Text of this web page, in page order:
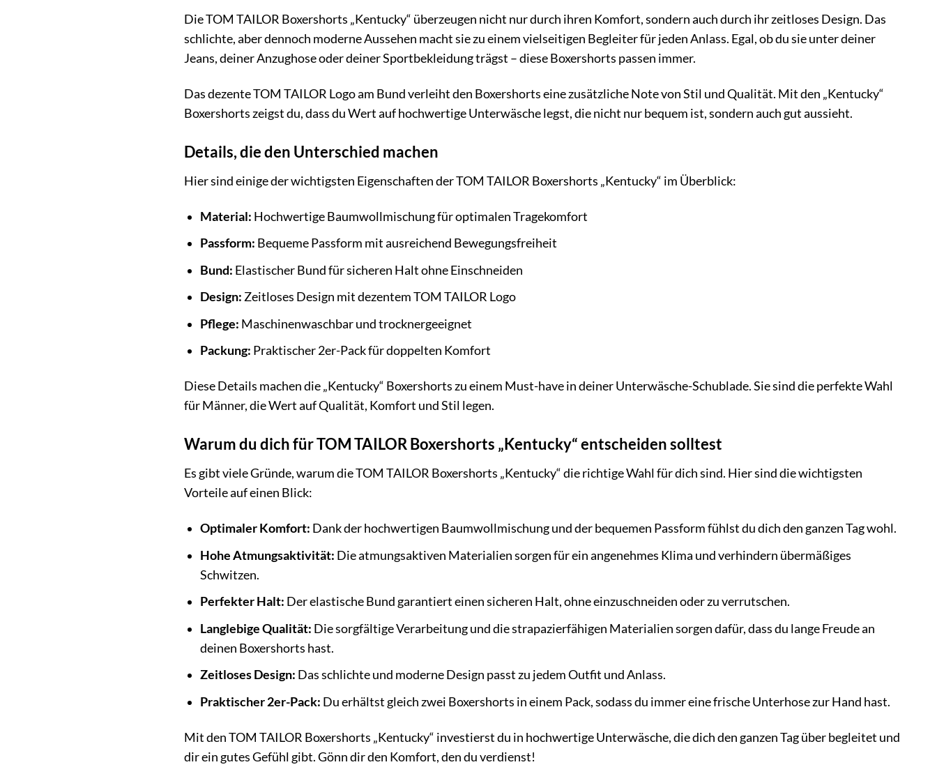
Die TOM TAILOR Boxershorts „Kentucky“ überzeugen nicht nur durch ihren Komfort, sondern auch durch ihr zeitloses Design. Das
schlichte, aber dennoch moderne Aussehen macht sie zu einem vielseitigen Begleiter für jeden Anlass. Egal, ob du sie unter deiner
Jeans, deiner Anzughose oder deiner Sportbekleidung trägst – diese Boxershorts passen immer.
Das dezente TOM TAILOR Logo am Bund verleiht den Boxershorts eine zusätzliche Note von Stil und Qualität. Mit den „Kentucky“
Boxershorts zeigst du, dass du Wert auf hochwertige Unterwäsche legst, die nicht nur bequem ist, sondern auch gut aussieht.
Details, die den Unterschied machen
Hier sind einige der wichtigsten Eigenschaften der TOM TAILOR Boxershorts „Kentucky“ im Überblick:
Material: Hochwertige Baumwollmischung für optimalen Tragekomfort
Passform: Bequeme Passform mit ausreichend Bewegungsfreiheit
Bund: Elastischer Bund für sicheren Halt ohne Einschneiden
Design:Zeitloses Design mit dezentem TOM TAILOR Logo
Pflege: Maschinenwaschbar und trocknergeeignet
Packung: Praktischer 2er-Pack für doppelten Komfort
Diese Details machen die „Kentucky“ Boxershorts zu einem Must-have in deiner Unterwäsche-Schublade. Sie sind die perfekte Wahl
für Männer, die Wert auf Qualität, Komfort und Stil legen.
Warum du dich für TOM TAILOR Boxershorts „Kentucky“ entscheiden solltest
Es gibt viele Gründe, warum die TOM TAILOR Boxershorts „Kentucky“ die richtige Wahl für dich sind. Hier sind die wichtigsten
Vorteile auf einen Blick:
Optimaler Komfort: Dank der hochwertigen Baumwollmischung und der bequemen Passform fühlst du dich den ganzen Tag wohl.
Hohe Atmungsaktivität: Die atmungsaktiven Materialien sorgen für ein angenehmes Klima und verhindern übermäßiges
Schwitzen.
Perfekter Halt: Der elastische Bund garantiert einen sicheren Halt, ohne einzuschneiden oder zu verrutschen.
Langlebige Qualität: Die sorgfältige Verarbeitung und die strapazierfähigen Materialien sorgen dafür, dass du lange Freude an
deinen Boxershorts hast.
Zeitloses Design: Das schlichte und moderne Design passt zu jedem Outfit und Anlass.
Praktischer 2er-Pack: Du erhältst gleich zwei Boxershorts in einem Pack, sodass du immer eine frische Unterhose zur Hand hast.
Mit den TOM TAILOR Boxershorts „Kentucky“ investierst du in hochwertige Unterwäsche, die dich den ganzen Tag über begleitet und
dir ein gutes Gefühl gibt. Gönn dir den Komfort, den du verdienst!